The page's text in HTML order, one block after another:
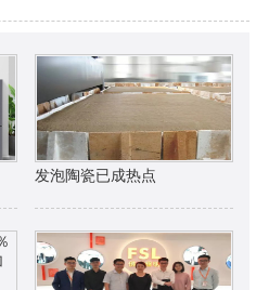
发泡陶瓷已成热点